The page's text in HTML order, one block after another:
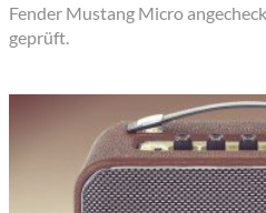
Fender Mustang Micro
geprüft.